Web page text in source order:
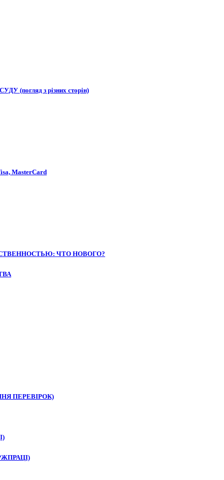
з різних сторін)
MasterCard
ЧТО НОВОГО?
ПЕРЕВІРОК)